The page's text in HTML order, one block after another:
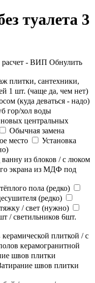
туалета 3
расчет - ВИП Обнулить
плитки, сантехники,
1 шт. (чаще да, чем нет)
(куда деваться - надо)
гор/хол воды
центральных
Обычная замена
место
Установка
из блоков / с люком
экрана из МДФ под
пола (редко)
(редко)
/ свет (нужно)
/ светильников 6шт.
плиткой / с
керамогранитной
швов плитки
швов плитки